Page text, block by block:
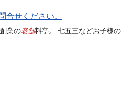
合せください。
業の老舗料亭。 七五三などお子様の